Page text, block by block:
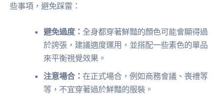
些事項，避免踩雷：
避免過度： 全身都穿著鮮豔的顏色可能會顯得過
於誇張，建議適度運用，並搭配一些素色的單品
來平衡視覺效果。
注意場合：在正式場合，例如商務會議、喪禮等
等，不宜穿著過於鮮豔的服裝。